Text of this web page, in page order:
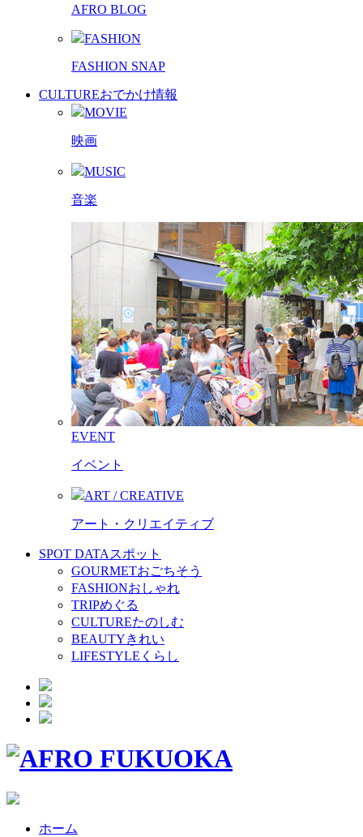
AFRO BLOG
FASHION
FASHION SNAP
CULTUREおでかけ情報
MOVIE
映画
MUSIC
音楽
EVENT
イベント
ART / CREATIVE
アート・クリエイティブ
SPOT DATA スポット
GOURMETおごちそう
FASHIONおしゃれ
TRIPめぐる
CULTUREたのしむ
BEAUTYきれい
LIFESTYLE くらし
ホーム